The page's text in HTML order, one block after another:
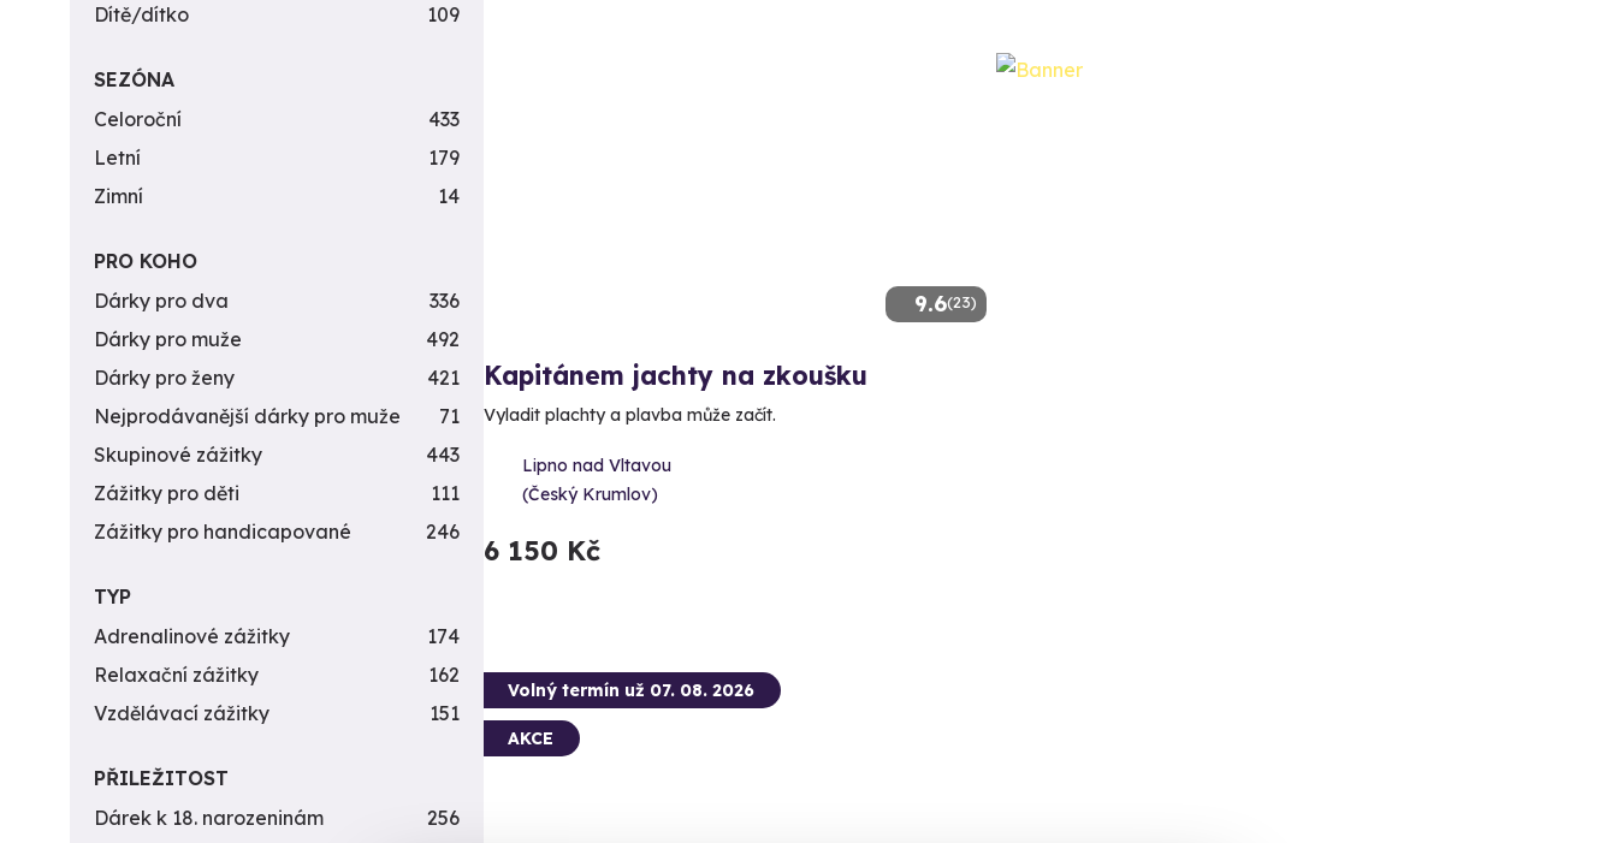
9.6(23)
Kapitánem jachty na zkoušku
Vyladit plachty a plavba může začít.
Lipno nad Vltavou
(Český Krumlov)
6 150 Kč
Volný termín už 07. 08. 2026
AKCE
Dítě/dítko
109
SEZÓNA
Celoroční
433
Letní
179
Zimní
14
PRO KOHO
Dárky pro dva
336
Dárky pro muže
492
Dárky pro ženy
421
Nejprodávanější dárky pro muže
71
Skupinové zážitky
443
Zážitky pro děti
111
Zážitky pro handicapované
246
TYP
Adrenalinové zážitky
174
Relaxační zážitky
162
Vzdělávací zážitky
151
PŘILEŽITOST
Dárek k 18. narozeninám
256